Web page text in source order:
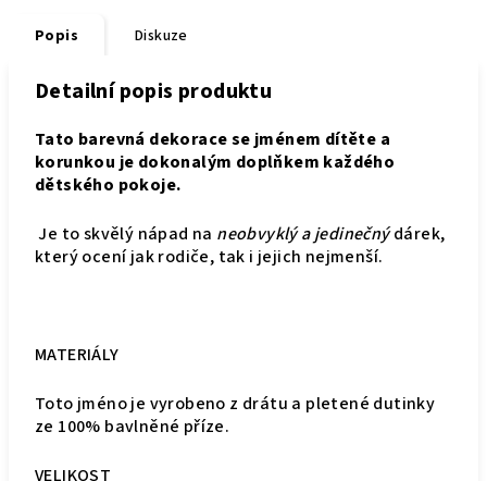
Popis Diskuze
Detailní popis produktu
Tato barevná dekorace se jménem dítěte a
korunkou je dokonalým doplňkem každého
dětského pokoje.
Je to skvělý nápad na neobvyklý a jedinečnýdárek,
který ocení jak rodiče, tak i jejich nejmenší.
MATERIÁLY
Toto jméno je vyrobeno z drátu a pletené dutinky
ze 100% bavlněné příze.
VELIKOST